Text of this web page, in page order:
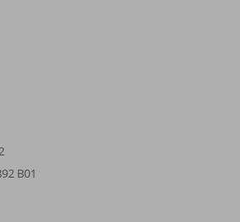
B01